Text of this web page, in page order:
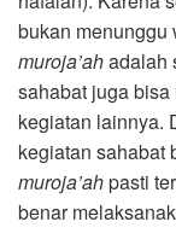
bukan menunggu
muroja’ahadalah
sahabat juga
kegiatan lainnya.
kegiatan sahabat
muroja’ahpasti
benar